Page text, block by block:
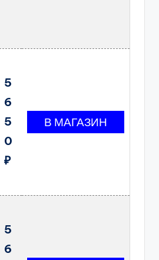
5
6
5
0
₽
5
6